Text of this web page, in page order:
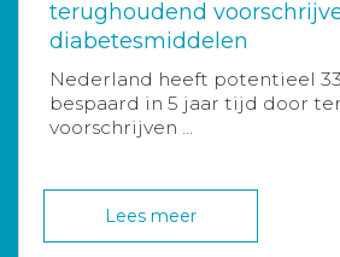
terughoudend
diabetesmiddelen
Nederland heeft potentieel
bespaard in 5 jaar tijd door
voorschrijven ...
Lees meer